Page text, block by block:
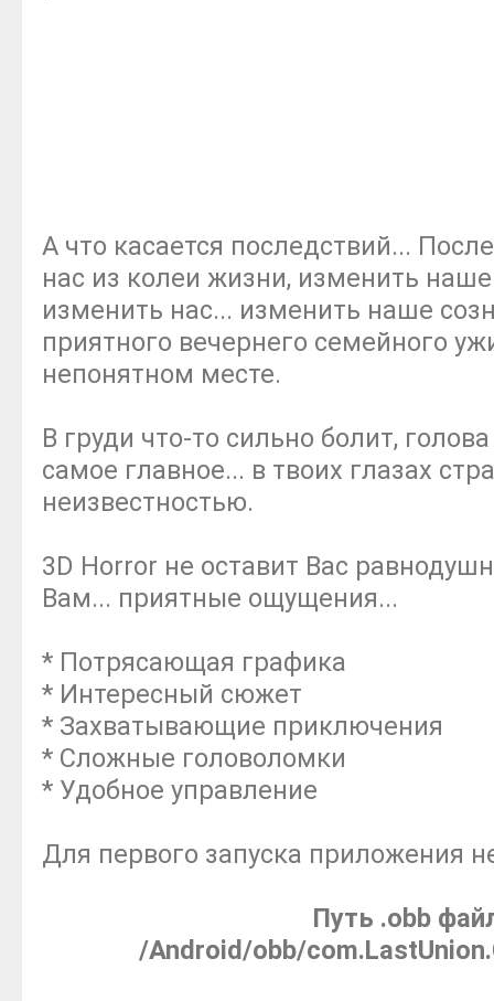
А что касается последствий...
нас из колеи жизни, изменить
изменить нас... изменить наше
приятного вечернего семейного
непонятном месте.
В груди что-то сильно болит,
самое главное... в твоих глазах
неизвестностью.
3D Horror не оставит Вас
Вам... приятные ощущения...
* Потрясающая графика
* Интересный сюжет
* Захватывающие приключения
* Сложные головоломки
* Удобное управление
Для первого запуска приложения
Путь .obb
/Android/obb/